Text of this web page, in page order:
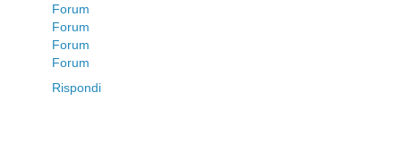
Forum
Forum
Forum
Forum
Rispondi